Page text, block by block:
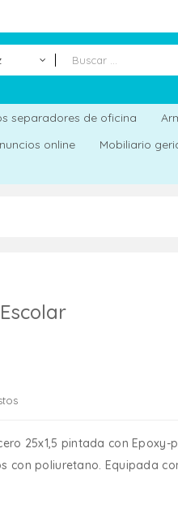
separadores de oficina
online Mobiliario
25x1,5 pintada con
con poliuretano. Equipada